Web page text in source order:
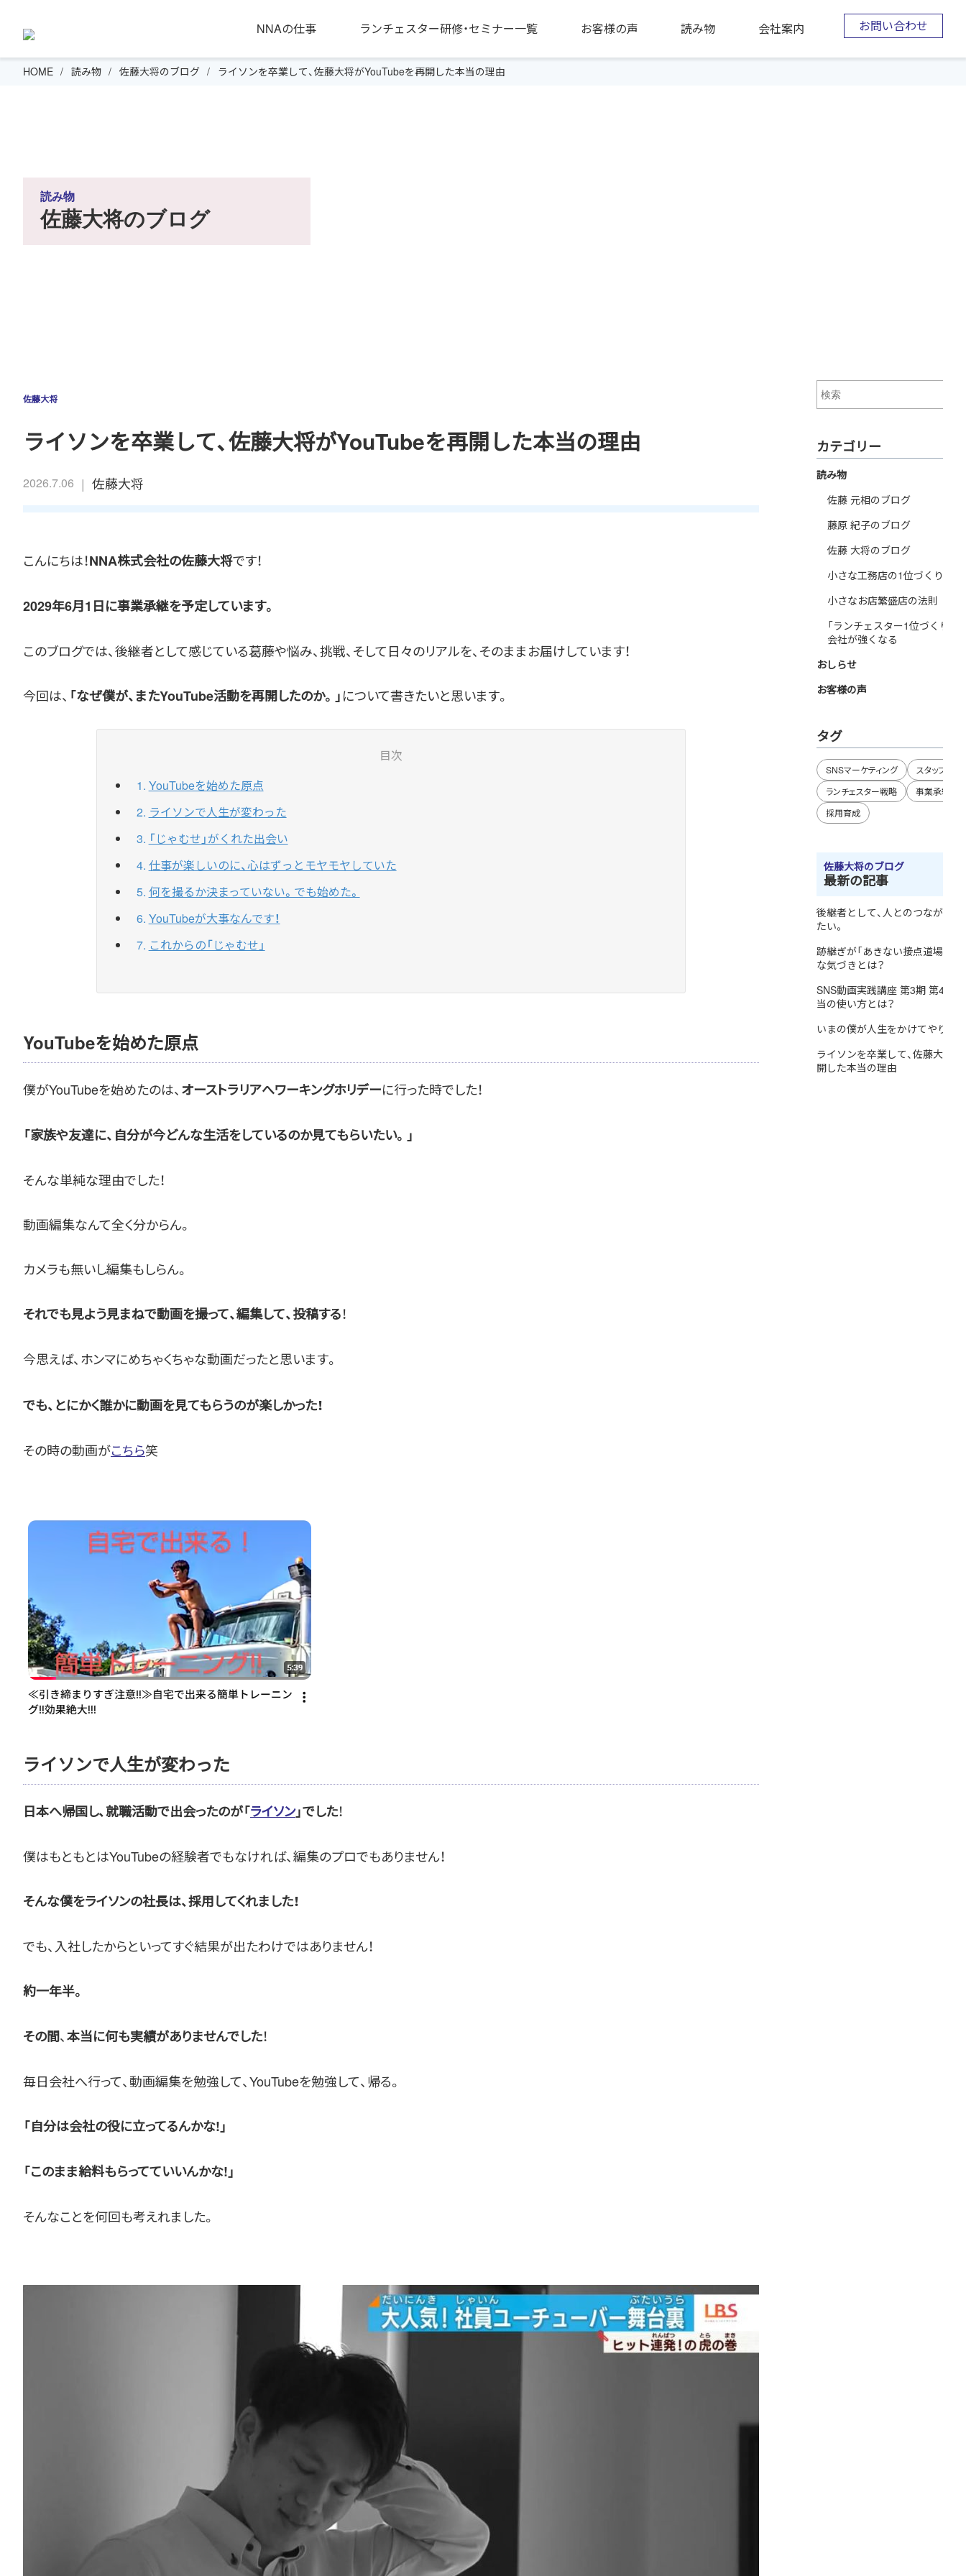
NNAの仕事 ランチェスター研修・セミナー一覧 お客様の声 読み物 会社案内 お問い合わせ
HOME 読み物 佐藤大将のブログ ライソンを卒業して、佐藤大将がYouTubeを再開した本当の理由
読み物
佐藤大将のブログ
佐藤大将
ライソンを卒業して、佐藤大将がYouTubeを再開した本当の理由
2026.7.06 | 佐藤大将
こんにちは！NNA株式会社の佐藤大将です！
2029年6月1日に事業承継を予定しています。
このブログでは、後継者として感じている葛藤や悩み、挑戦、そして日々のリアルを、そのままお届けしています！
今回は、 「なぜ僕が、またYouTube活動を再開したのか。」について書きたいと思います。
目次
YouTubeを始めた原点
ライソンで人生が変わった
「じゃむせ」がくれた出会い
仕事が楽しいのに、心はずっとモヤモヤしていた
何を撮るか決まっていない。でも始めた。
YouTubeが大事なんです！
これからの「じゃむせ」
YouTubeを始めた原点
僕がYouTubeを始めたのは、 オーストラリアへワーキングホリデーに行った時でした！
「家族や友達に、自分が今どんな生活をしているのか見てもらいたい。」
そんな単純な理由でした！
動画編集なんて全く分からん。
カメラも無いし編集もしらん。
それでも見よう見まねで動画を撮って、編集して、投稿する！
今思えば、ホンマにめちゃくちゃな動画だったと思います。
でも、とにかく誰かに動画を見てもらうのが楽しかった！
その時の動画がこちら笑
ライソンで人生が変わった
日本へ帰国し、就職活動で出会ったのが「ライソン」でした！
僕はもともとはYouTubeの経験者でもなければ、編集のプロでもありません！
そんな僕をライソンの社長は、採用してくれました！
でも、入社したからといってすぐ結果が出たわけではありません！
約一年半。
その間、本当に何も実績がありませんでした！
毎日会社へ行って、動画編集を勉強して、YouTubeを勉強して、帰る。
「自分は会社の役に立ってるんかな!」
「このまま給料もらってていいんかな!」
そんなことを何回も考えれました。
カテゴリー
読み物
佐藤 元相のブログ
藤原 紀子のブログ
佐藤 大将のブログ
小さな工務店の1位づくり戦
小さなお店繁盛店の法則
「ランチェスター1位づくり戦
会社が強くなる
おしらせ
お客様の声
タグ
SNSマーケティング
スタッフブロ
ランチェスター戦略
事業承継
採用育成
佐藤大将のブログ
最新の記事
後継者として、人とのつながり
たい。
跡継ぎが「あきない接点道場」で
な気づきとは？
SNS動画実践講座 第3期 第4講
当の使い方とは？
いまの僕が人生をかけてやりた
ライソンを卒業して、佐藤大将
開した本当の理由